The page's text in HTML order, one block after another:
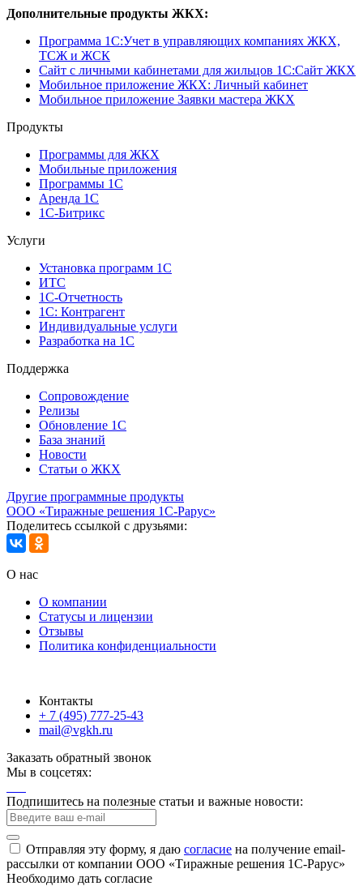
Дополнительные продукты ЖКХ:
Программа 1C:Учет в управляющих компаниях ЖКХ,
ТСЖ и ЖСК
Сайт с личными кабинетами для жильцов 1С:Сайт ЖКХ
Мобильное приложение ЖКХ: Личный кабинет
Мобильное приложение Заявки мастера ЖКХ
Продукты
Программы для ЖКХ
Мобильные приложения
Программы 1С
Аренда 1С
1С-Битрикс
Услуги
Установка программ 1С
ИТС
1С-Отчетность
1С: Контрагент
Индивидуальные услуги
Разработка на 1С
Поддержка
Сопровождение
Релизы
Обновление 1С
База знаний
Новости
Статьи о ЖКХ
Другие программные продукты
ООО «Тиражные решения 1С-Рарус»
Поделитесь ссылкой с друзьями:
О нас
О компании
Статусы и лицензии
Отзывы
Политика конфиденциальности
Контакты
+ 7 (495) 777-25-43
mail@vgkh.ru
Заказать обратный звонок
Мы в соцсетях:
Подпишитесь на полезные статьи и важные новости:
Отправляя эту форму, я даю согласие на получение email-
рассылки от компании ООО «Тиражные решения 1С-Рарус»
Необходимо дать согласие